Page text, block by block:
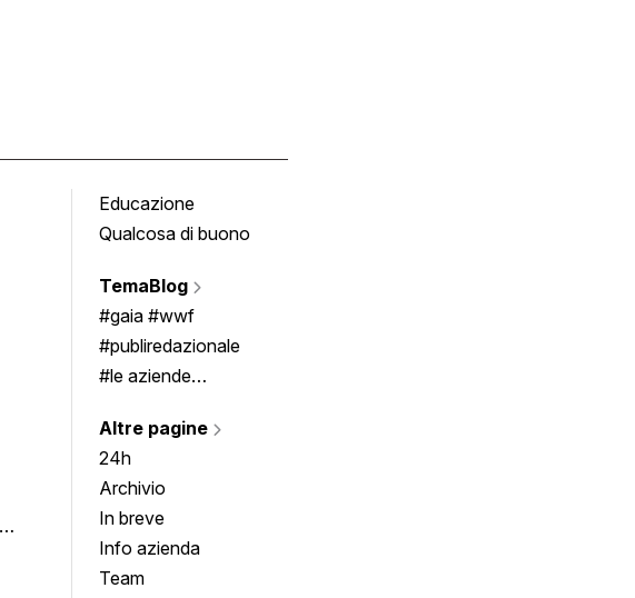
Educazione
Qualcosa di buono
TemaBlog
#gaia #wwf
#publiredazionale
#le aziende
Altre pagine
24h
Archivio
In breve
Info azienda
Team